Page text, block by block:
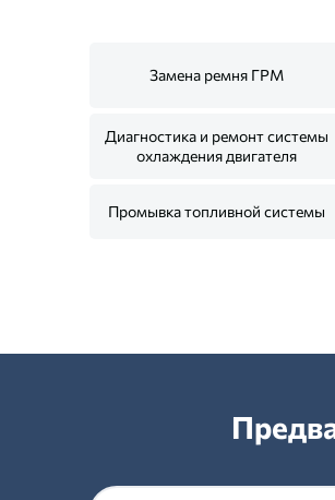
Замена ремня ГРМ
Диагностика и ремонт системы
охлаждения двигателя
Промывка топливной системы